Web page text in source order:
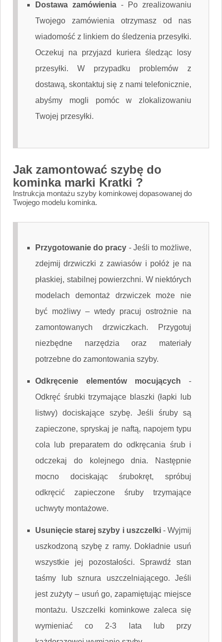
Dostawa zamówienia -
Po zrealizowaniu
Twojego zamówienia otrzymasz od nas
wiadomość z linkiem do śledzenia przesyłki.
Oczekuj na przyjazd kuriera śledząc losy
przesyłki. W przypadku problemów z
dostawą, skontaktuj się z nami telefonicznie,
abyśmy mogli pomóc w zlokalizowaniu
Twojej przesyłki.
Jak zamontować szybę do
kominka marki Kratki ?
Instrukcja montażu szyby kominkowej dopasowanej do
Twojego modelu kominka.
Przygotowanie do pracy - Jeśli to możliwe,
zdejmij drzwiczki z zawiasów i połóż je na
płaskiej, stabilnej powierzchni. W niektórych
modelach demontaż drzwiczek może nie
być możliwy – wtedy pracuj ostrożnie na
zamontowanych drzwiczkach. Przygotuj
niezbędne narzędzia oraz materiały
potrzebne do zamontowania szyby.
Odkręcenie elementów mocujących -
Odkręć śrubki trzymające blaszki (łapki lub
listwy) dociskające szybę. Jeśli śruby są
zapieczone, spryskaj je naftą, napojem typu
cola lub preparatem do odkręcania śrub i
odczekaj do kolejnego dnia. Następnie
mocno dociskając śrubokręt, spróbuj
odkręcić zapieczone śruby trzymające
uchwyty montażowe.
Usunięcie starej szyby i uszczelki-Wyjmij
uszkodzoną szybę z ramy. Dokładnie usuń
wszystkie jej pozostałości. Sprawdź stan
taśmy lub sznura uszczelniającego. Jeśli
jest zużyty – usuń go, zapamiętując miejsce
montażu. Uszczelki kominkowe zaleca się
wymieniać co 2-3 lata lub przy